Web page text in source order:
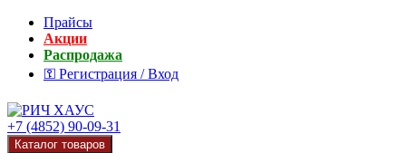
Прайсы
Акции
Распродажа
⚿ Регистрация / Вход
+7 (4852) 90-09-31
Каталог товаров